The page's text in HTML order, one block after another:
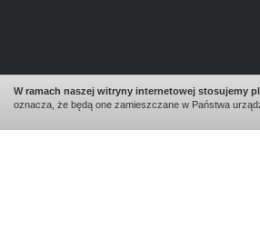
W ramach naszej witryny internetowej stosujemy
oznacza, że będą one zamieszczane w Państwa